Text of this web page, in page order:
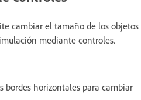
cambiar el tamaño de los objetos
mediante controles.
bordes horizontales para cambiar